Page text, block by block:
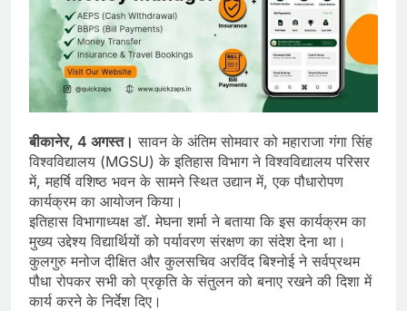
बीकानेर, 4 अगस्त। सावन के अंतिम सोमवार को महाराजा गंगा सिंह
विश्वविद्यालय (MGSU) के इतिहास विभाग ने विश्वविद्यालय परिसर
में, महर्षि वशिष्ठ भवन के सामने स्थित उद्यान में, एक पौधारोपण
कार्यक्रम का आयोजन किया।
इतिहास विभागाध्यक्ष डॉ. मेघना शर्मा ने बताया कि इस कार्यक्रम का
मुख्य उद्देश्य विद्यार्थियों को पर्यावरण संरक्षण का संदेश देना था।
कुलगुरु मनोज दीक्षित और कुलसचिव अरविंद बिश्नोई ने सर्वप्रथम
पौधा रोपकर सभी को प्रकृति के संतुलन को बनाए रखने की दिशा में
कार्य करने के निर्देश दिए।